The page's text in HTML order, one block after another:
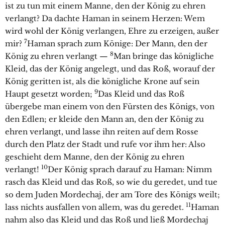
ist zu tun mit einem Manne, den der König zu ehren
verlangt? Da dachte Haman in seinem Herzen: Wem
wird wohl der König verlangen, Ehre zu erzeigen, außer
mir? 7Haman sprach zum Könige: Der Mann, den der
König zu ehren verlangt — 8Man bringe das königliche
Kleid, das der König angelegt, und das Roß, worauf der
König geritten ist, als die königliche Krone auf sein
Haupt gesetzt worden; 9Das Kleid und das Roß
übergebe man einem von den Fürsten des Königs, von
den Edlen; er kleide den Mann an, den der König zu
ehren verlangt, und lasse ihn reiten auf dem Rosse
durch den Platz der Stadt und rufe vor ihm her: Also
geschieht dem Manne, den der König zu ehren
verlangt! 10Der König sprach darauf zu Haman: Nimm
rasch das Kleid und das Roß, so wie du geredet, und tue
so dem Juden Mordechaj, der am Tore des Königs weilt;
lass nichts ausfallen von allem, was du geredet. 11Haman
nahm also das Kleid und das Roß und ließ Mordechaj